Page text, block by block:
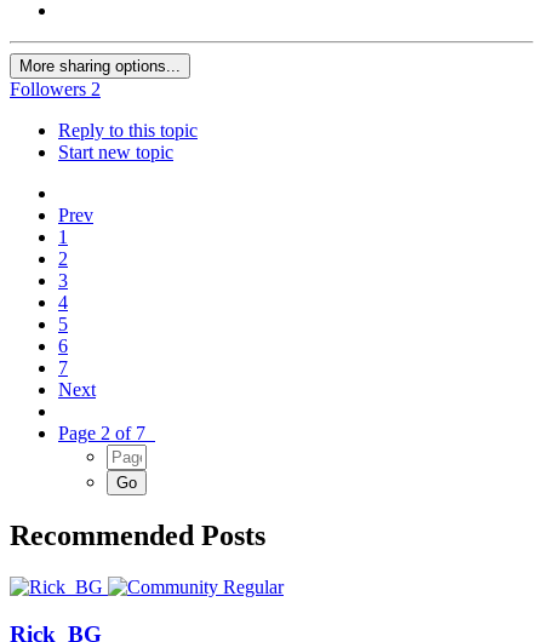
More sharing options...
Followers 2
Reply to this topic
Start new topic
Prev
1
2
3
4
5
6
7
Next
Page 2 of 7
Recommended Posts
Rick_BG